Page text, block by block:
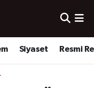
Siyaset Resmi